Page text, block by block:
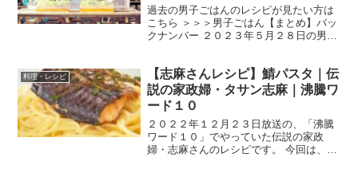
過去の男子ごはんのレシピが見たい方は
こちら ＞＞＞男子ごはん【まとめ】バッ
クナンバー ２０２３年５月２８日の男子
コー インドネシアのサラダ ガドガド ト
ートマン...
料理・レシピ
【志麻さんレシピ】鯖パスタ｜伝
説の家政婦・タサン志麻｜沸騰ワ
ード１０
２０２２年１２月２３日放送の、「沸騰
ワード１０」でやっていた伝説の家政
婦・志麻さんのレシピです。 今回は、ク